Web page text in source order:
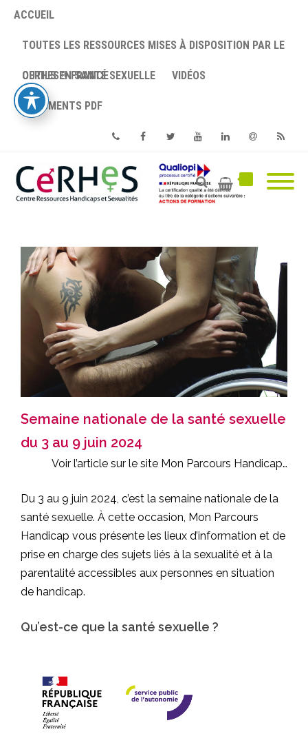
ACCUEIL
TOUTES LES RESSOURCES MISES À DISPOSITION PAR LE
CERHES® FRANCE
OUTILS EN SANTÉ SEXUELLE VIDÉOS
DOCUMENTS PDF
PhoneFacebookTwitterYoutube
Semaine nationale de la santé sexuelle
du 3 au 9 juin 2024
Voir l’article sur le site Mon Parcours Handicap…
Du 3 au 9 juin 2024, c’est la semaine nationale de la
santé sexuelle. À cette occasion, Mon Parcours
Handicap vous présente les lieux d’information et de
prise en charge des sujets liés à la sexualité et à la
parentalité accessibles aux personnes en situation
de handicap.
Qu’est-ce que la santé sexuelle ?